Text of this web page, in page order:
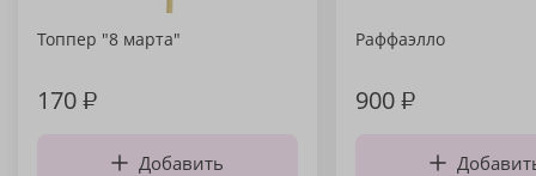
Топпер "8 марта"
170₽
Добавить
Раффаэлло
900₽